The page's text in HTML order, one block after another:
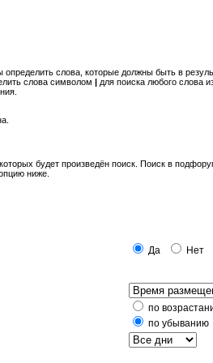
определить слова, которые должны быть в
слова символом | для поиска любого слова
будет произведён поиск. Поиск в
ниже.
Да Нет
по
по убыванию